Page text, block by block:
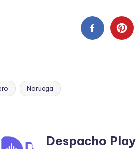
Noruega
Despacho Play